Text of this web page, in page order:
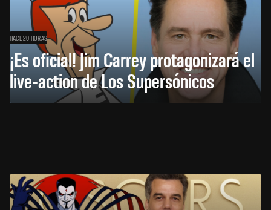
HACE 20 HORAS
¡Es oficial! Jim Carrey protagonizará el
live-action de Los Supersónicos